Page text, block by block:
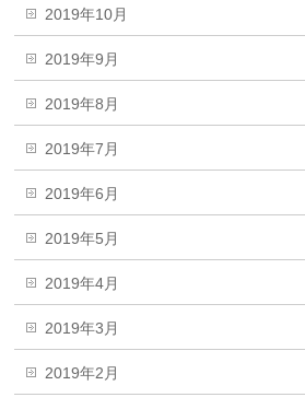
2019年10月
2019年9月
2019年8月
2019年7月
2019年6月
2019年5月
2019年4月
2019年3月
2019年2月